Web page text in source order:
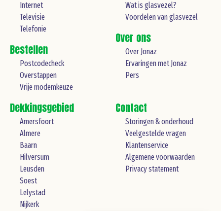
Internet
Televisie
Telefonie
Bestellen
Postcodecheck
Overstappen
Vrije modemkeuze
Wat is glasvezel?
Voordelen van glasvezel
Over ons
Over Jonaz
Ervaringen met Jonaz
Pers
Dekkingsgebied
Amersfoort
Almere
Baarn
Hilversum
Leusden
Soest
Lelystad
Nijkerk
Contact
Storingen & onderhoud
Veelgestelde vragen
Klantenservice
Algemene voorwaarden
Privacy statement